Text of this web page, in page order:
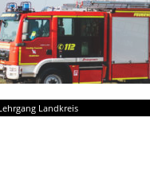
Landkreis